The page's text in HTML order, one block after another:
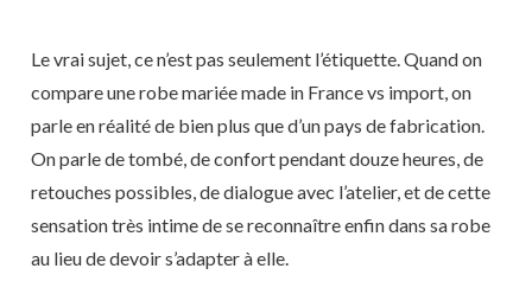
Le vrai sujet, ce n’est pas seulement l’étiquette. Quand on
compare une robe mariée made in France vs import, on
parle en réalité de bien plus que d’un pays de fabrication.
On parle de tombé, de confort pendant douze heures, de
retouches possibles, de dialogue avec l’atelier, et de cette
sensation très intime de se reconnaître enfin dans sa robe
au lieu de devoir s’adapter à elle.